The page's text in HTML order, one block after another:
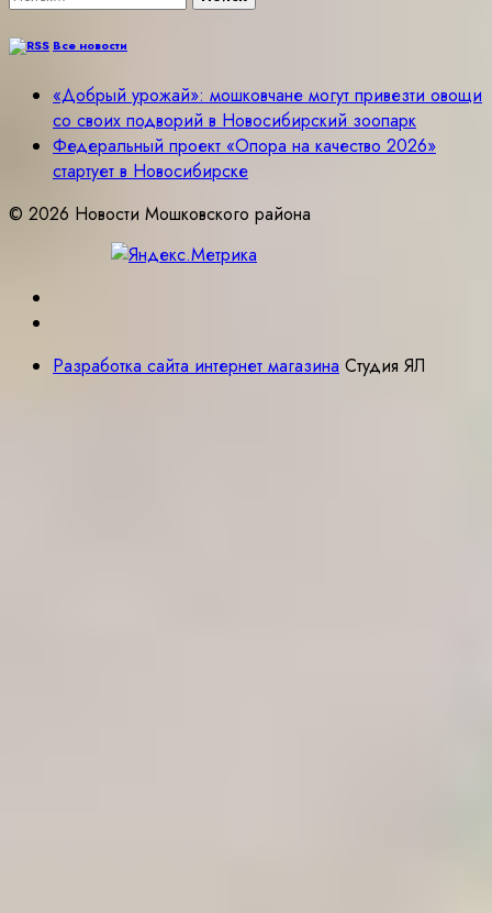
Все новости
«Добрый урожай»: мошковчане могут привезти овощи
со своих подворий в Новосибирский зоопарк
Федеральный проект «Опора на качество 2026»
стартует в Новосибирске
© 2026 Новости Мошковского района
Разработка сайта интернет магазина Студия ЯЛ